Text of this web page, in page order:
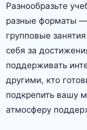
Разнообразьте
разные форматы —
групповые
себя за
поддерживать
другими, кто
подкрепить вашу
атмосферу